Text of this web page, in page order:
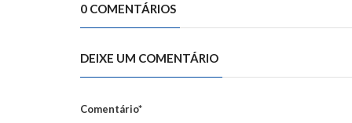
0 COMENTÁRIOS
DEIXE UM COMENTÁRIO
Comentário*